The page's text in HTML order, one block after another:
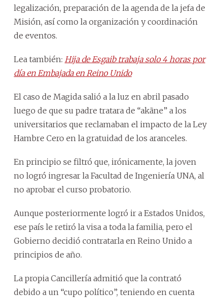
legalización, preparación de la agenda de la jefa de
Misión, así como la organización y coordinación
de eventos.
Lea también: Hija de Esgaib trabaja solo 4 horas por
día en Embajada en Reino Unido
El caso de Magida salió a la luz en abril pasado
luego de que su padre tratara de “akãne” a los
universitarios que reclamaban el impacto de la Ley
Hambre Cero en la gratuidad de los aranceles.
En principio se filtró que, irónicamente, la joven
no logró ingresar la Facultad de Ingeniería UNA, al
no aprobar el curso probatorio.
Aunque posteriormente logró ir a Estados Unidos,
ese país le retiró la visa a toda la familia, pero el
Gobierno decidió contratarla en Reino Unido a
principios de año.
La propia Cancillería admitió que la contrató
debido a un “cupo político”, teniendo en cuenta